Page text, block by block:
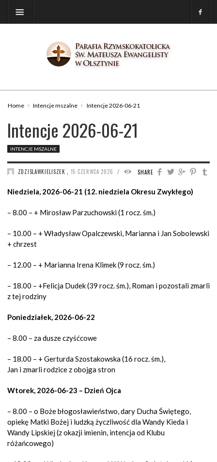
Home Intencje mszalne Intencje 2026-06-21
Intencje 2026-06-21
INTENCJE MSZALNE
SHARE
ZDZISLAWKIELISZEK 15 CZERWCA 2026 / 226
Niedziela, 2026-06-21 (12. niedziela Okresu Zwykłego)
– 8.00 – + Mirosław Parzuchowski (1 rocz. śm.)
– 10.00 – + Władysław Opalczewski, Marianna i Jan Sobolewski
+ chrzest
– 12.00 – + Marianna Irena Klimek (9 rocz. śm.)
– 18.00 – +Felicja Dudek (39 rocz. śm.), Roman i pozostali zmarli
z tej rodziny
Poniedziałek, 2026-06-22
– 8.00 – za dusze czyśćcowe
– 18.00 – + Gerturda Szostakowska (16 rocz. śm.),
Jan i zmarli rodzice z obojga stron
Wtorek, 2026-06-23 – Dzień Ojca
– 8.00 – o Boże błogosławieństwo, dary Ducha Świętego,
opiekę Matki Bożej i ludzką życzliwość dla Wandy Kieda i
Wandy Lipskiej (z okazji imienin, intencja od Klubu
różańcowego)